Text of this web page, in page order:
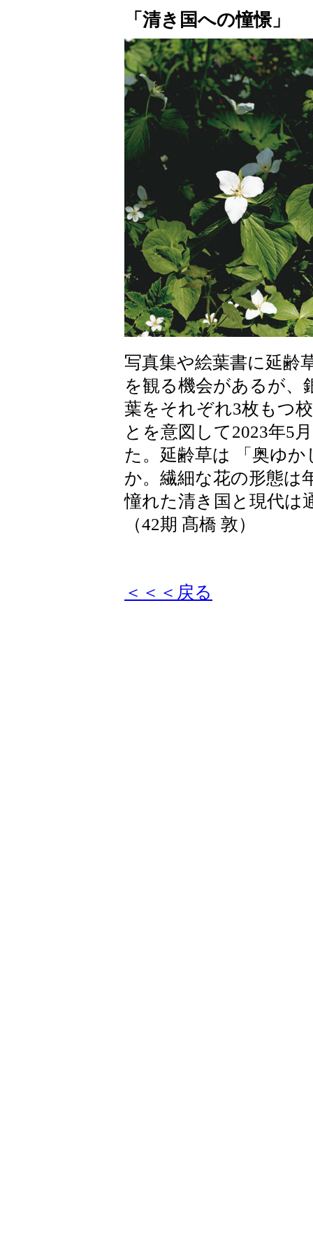
「清き国への憧憬」
写真集や絵葉書に延齢
を観る機会があるが、
葉をそれぞれ3枚もつ
とを意図して2023年5
た。延齢草は 「奥ゆ
か。繊細な花の形態は
憧れた清き国と現代は
（42期 髙橋 敦）
＜＜＜戻る